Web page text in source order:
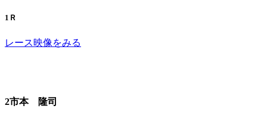
1Ｒ
レース映像をみる
2市本 隆司